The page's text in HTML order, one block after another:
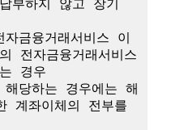
부하지 않고 장기
금융거래서비스 이
전자금융거래서비스
경우
당하는 경우에는 해
계좌이체의 전부를